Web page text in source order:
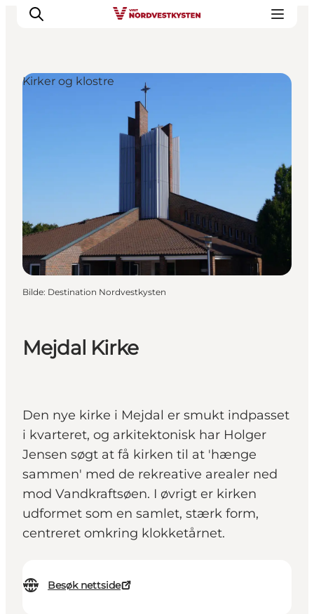
Byer og steder
Mejdal Kirke
Den nye kirke i Mejdal er smukt indpasset
i kvarteret, og arkitektonisk har Holger
Jensen søgt at få kirken til at 'hænge
sammen' med de rekreative arealer ned
mod Vandkraftsøen. I øvrigt er kirken
udformet som en samlet, stærk form,
centreret omkring klokketårnet.
Besøk nettside
Kirker og klostre
Bilde: Destination Nordvestkysten